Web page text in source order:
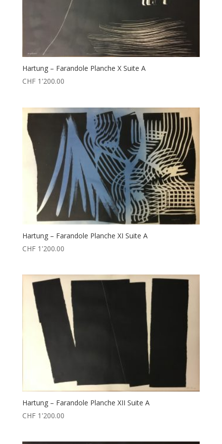
Hartung – Farandole Planche X Suite A
CHF1'200.00
Hartung – Farandole Planche XI Suite A
CHF1'200.00
Hartung – Farandole Planche XII Suite A
CHF1'200.00